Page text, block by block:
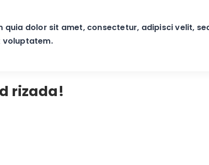
quia dolor sit amet, consectetur, adipisci velit,
voluptatem.
rizada!